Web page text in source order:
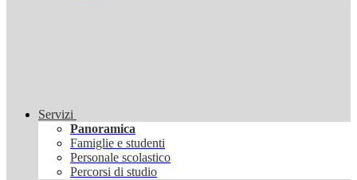
Servizi
Panoramica
Famiglie e studenti
Personale scolastico
Percorsi di studio